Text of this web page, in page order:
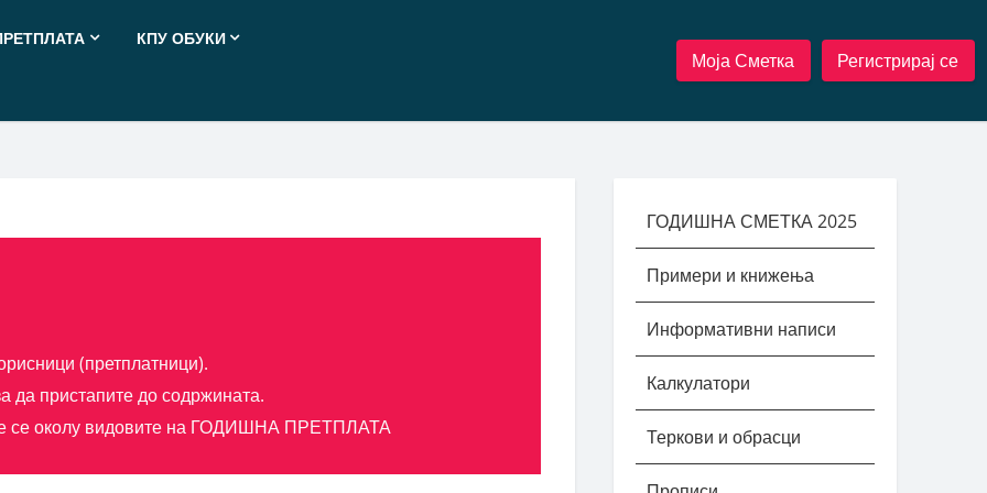
КПУ ОБУКИ
Моја Сметка Регистрирај се
(претплатници).
да пристапите до содржината.
се околу видовите на ГОДИШНА ПРЕТПЛАТА
ГОДИШНА СМЕТКА 2025
Примери и книжења
Информативни написи
Калкулатори
Теркови и обрасци